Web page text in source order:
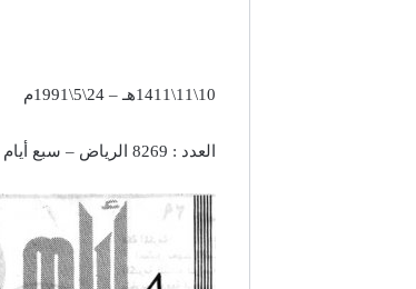
10\11\1411هـ – 24\5\1991م
العدد : 8269 الرياض – سبع أيام